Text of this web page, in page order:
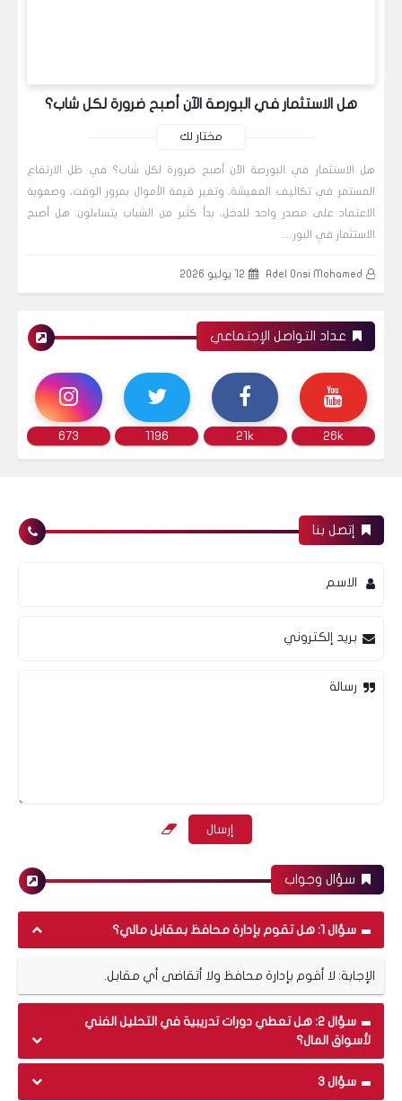
إيش بس اللي جاب الحمير للجمل .
إنتهاء جلسة 19/3/2015
للإستثمارات " بعد إنتهاء جلسة 19/3/2015
بدون قسم
هل الاستثمار في البورصة الآن أصبح ضرورة لكل شاب؟
مختار لك
هل الاستثمار في البورصة الآن أصبح ضرورة لكل شاب؟ في ظل الارتفاع
المستمر في تكاليف المعيشة، وتغير قيمة الأموال بمرور الوقت، وصعوبة
الاعتماد على مصدر واحد للدخل، بدأ كثير من الشباب يتساءلون: هل أصبح
الاستثمار في البور…
Adel Onsi Mohamed 12 يوليو 2026
عداد التواصل الإجتماعي
26k
21k
1196
673
إتصل بنا
الاسم
بريد إلكتروني
رسالة
سؤال وجواب
سؤال 1: هل تقوم بإدارة محافظ بمقابل مالي؟
الإجابة: لا أقوم بإدارة محافظ ولا أتقاضى أي مقابل.
سؤال 2: هل تعطي دورات تدريبية في التحليل الفني
لأسواق المال؟
سؤال 3